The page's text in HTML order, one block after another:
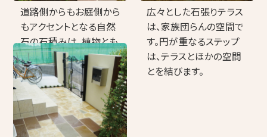
道路側からもお庭側から
もアクセントとなる自然
石の石積みは、植物とも
マッチし、華やかさと落ち
着きを生み出していま
す。
広々とした石張りテラス
は、家族団らんの空間で
す。円が重なるステップ
は、テラスとほかの空間
とを結びます。